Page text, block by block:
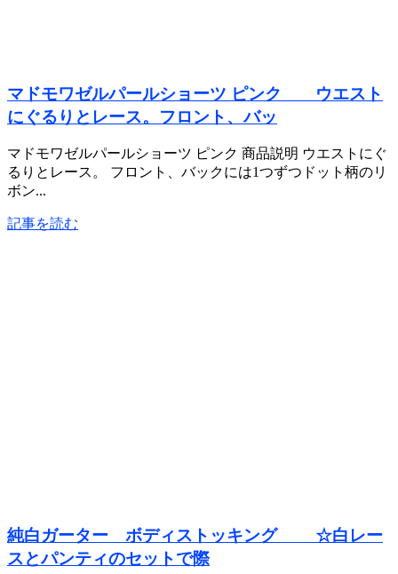
マドモワゼルパールショーツ ピンク ウエスト
にぐるりとレース。フロント、バッ
マドモワゼルパールショーツ ピンク 商品説明 ウエストにぐ
るりとレース。 フロント、バックには1つずつドット柄のリ
ボン...
記事を読む
純白ガーター ボディストッキング ☆白レー
スとパンティのセットで際